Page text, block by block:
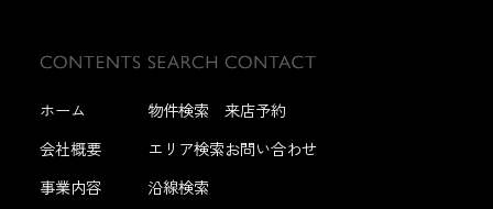
ホーム
会社概要
事業内容
物件検索
エリア検索
沿線検索
来店予約
お問い合わせ